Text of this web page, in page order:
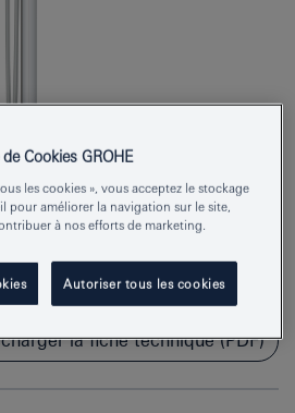
chromé
la fiche technique (PDF)
Cookies GROHE
les cookies », vous acceptez le stockage
pour améliorer la navigation sur le site,
à nos efforts de marketing.
Autoriser tous les cookies